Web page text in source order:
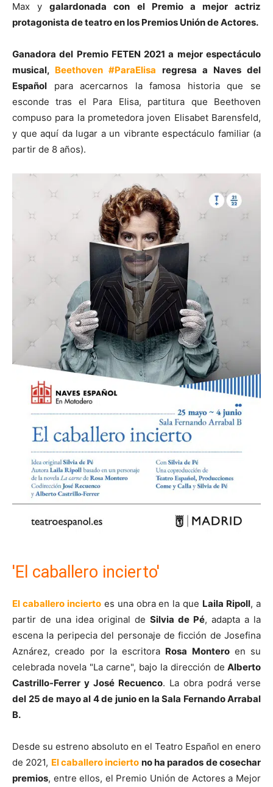
Max ygalardonada con el Premio a mejor actriz
protagonista de teatro en los Premios Unión de Actores.
Ganadora del Premio FETEN 2021 a mejor espectáculo
musical, Beethoven #ParaElisa regresa a Naves del
Español para acercarnos la famosa historia que se
esconde tras el Para Elisa, partitura que Beethoven
compuso para la prometedora joven Elisabet Barensfeld,
y que aquí da lugar a un vibrante espectáculo familiar (a
partir de 8 años).
'El caballero incierto'
El caballero inciertoes una obra en la que Laila Ripoll, a
partir de una idea original de Silvia de Pé, adapta a la
escena la peripecia del personaje de ficción de Josefina
Aznárez, creado por la escritora Rosa Monteroen su
celebrada novela "La carne", bajo la dirección de Alberto
Castrillo-Ferrer y José Recuenco. La obra podrá verse
del 25 de mayo al 4 de junio en la Sala Fernando Arrabal
B.
Desde su estreno absoluto en el Teatro Español en enero
de 2021, El caballero incierto no ha parados de cosechar
premios, entre ellos, el Premio Unión de Actores a Mejor